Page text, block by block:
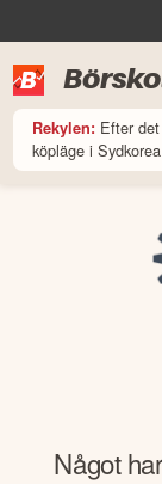
Rekylen: Efter
köpläge i Sydkorea
Något